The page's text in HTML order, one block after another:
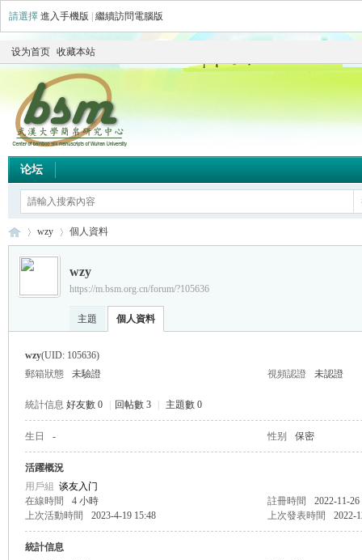
請選擇 進入手機版 繼續訪問電腦版
设为首页 收藏本站
论坛
›
wzy
›
個人資料
wzy
https://m.bsm.org.cn/forum/?105636
主題 個人資料
wzy(UID: 105636)
郵箱狀態
未驗證 視頻認證 未認證
統計信息 好友數 0 回帖數 3 主題數 0
生日 - 性别 保密
活躍概況
用戶組 谈友入门
在線時間
4 小時 註冊時間
2022-11-26
上次活動時間
2023-4-19 15:48 上次發表時間 2022-
統計信息